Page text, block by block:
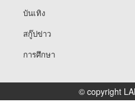
บันเทิง
สกู๊ปข่าว
การศึกษา
© copyright